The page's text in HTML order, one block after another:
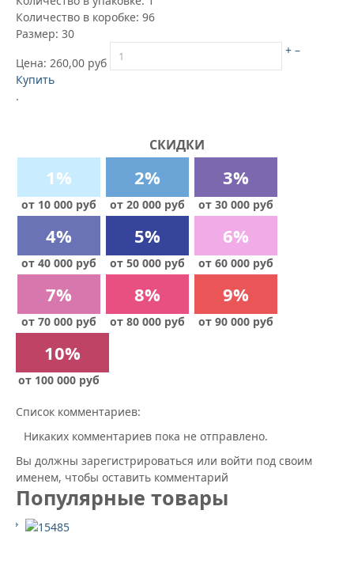
Количество в коробке: 96
Размер: 30
Цена: 260,00 руб
+ –
Купить
.
СКИДКИ
1%
от 10 000 руб
2%
от 20 000 руб
3%
от 30 000 руб
4%
от 40 000 руб
5%
от 50 000 руб
6%
от 60 000 руб
7%
от 70 000 руб
8%
от 80 000 руб
9%
от 90 000 руб
10%
от 100 000 руб
Список комментариев:
Никаких комментариев пока не отправлено.
Вы должны зарегистрироваться или войти под своим
именем, чтобы оставить комментарий
Популярные товары